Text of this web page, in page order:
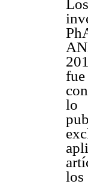
lo
los